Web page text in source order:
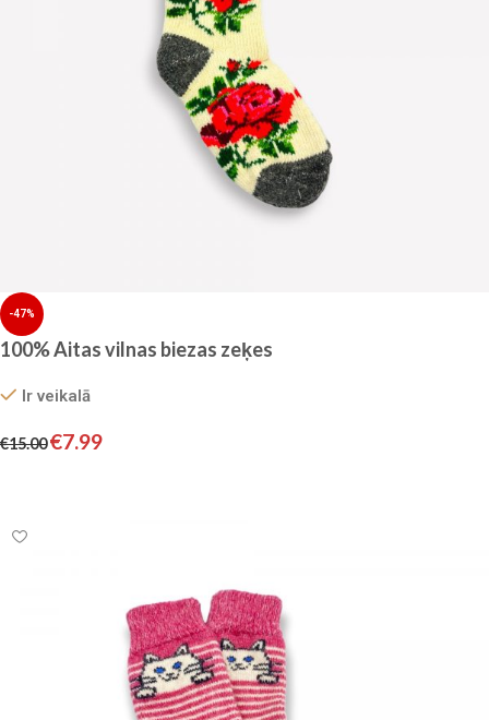
-47%
100% Aitas vilnas biezas zeķes
Ir veikalā
€15.00€7.99